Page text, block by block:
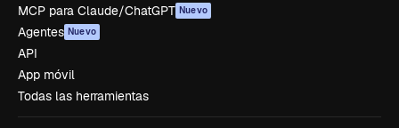
MCP para Claude/ChatGPT Nuevo
Agentes Nuevo
API
App móvil
Todas las herramientas